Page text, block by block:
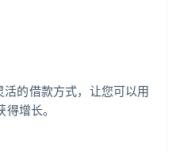
的借款方式，让您可以用
增长。